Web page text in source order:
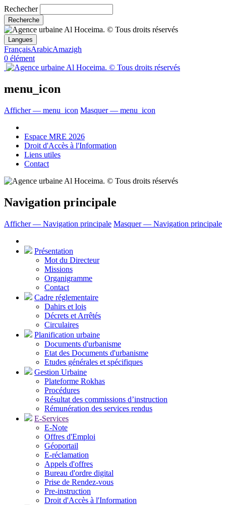
Rechecher
Langues
FrançaisArabicAmazigh
0 élément
menu_icon
Afficher — menu_icon Masquer — menu_icon
Espace MRE 2026
Droit d'Accès à l'Information
Liens utiles
Contact
Navigation principale
Afficher — Navigation principale Masquer — Navigation principale
Présentation
Mot du Directeur
Missions
Organigramme
Contact
Cadre réglementaire
Dahirs et lois
Décrets et Arrêtés
Circulaires
Planification urbaine
Documents d'urbanisme
Etat des Documents d'urbanisme
Etudes générales et spécifiques
Gestion Urbaine
Plateforme Rokhas
Procédures
Résultat des commissions d’instruction
Rémunération des services rendus
E-Services
E-Note
Offres d'Emploi
Géoportail
E-réclamation
Appels d'offres
Bureau d'ordre digital
Prise de Rendez-vous
Pre-instruction
Droit d'Accès à l'Information